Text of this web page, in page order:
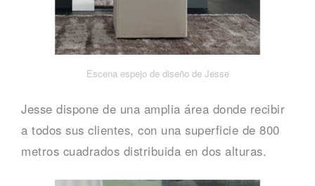
Escena espejo de diseño de Jesse
Jesse dispone de una amplia área donde recibir
a todos sus clientes, con una superficie de 800
metros cuadrados distribuida en dos alturas.